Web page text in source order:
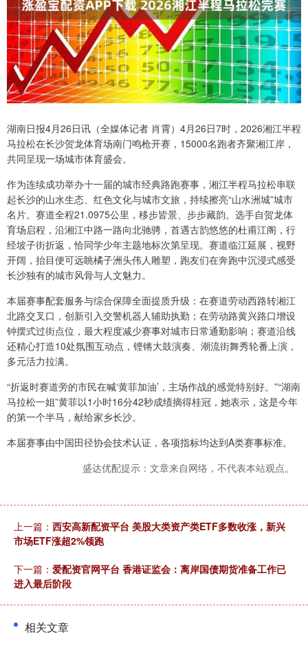
湖南日报4月26日讯（全媒体记者 肖霄）4月26日7时，2026湘江半程
马拉松在长沙贺龙体育场南门鸣枪开赛，15000名跑者齐聚湘江岸，
共同呈现一场城市体育盛会。
作为连续成功举办十一届的城市经典路跑赛事，湘江半程马拉松串联
起长沙的山水生态、红色文化与城市文旅，持续擦亮“山水洲城”城市
名片。赛道全程21.0975公里，移步皆景、步步藏韵。选手自贺龙体
育场启程，沿湘江中路一路向北驰骋，首遇古韵悠悠的杜甫江阁，行
经坡子街折返，恰同学少年主题地标次第呈现。赛道临江延展，视野
开阔，抬目便可远眺橘子洲头伟人雕塑，跑友们在奔跑中沉浸式感受
长沙独有的城市风骨与人文魅力。
本届赛事配套服务与综合保障全面提质升级：在赛道劳动西路转湘江
北路交叉口，创新引入交警机器人辅助执勤；在劳动路黄兴路口增设
钟摆式过街点位，最大程度减少赛事对城市日常通勤影响；赛道沿线
还精心打造10处氛围互动点，铿锵大鼓演奏、潮流街舞秀轮番上演，
多元活力拉满。
“折返时赛道旁的市民在喊‘黄菲加油’，主场作战的感觉特别好。”“湖南
马拉松一姐”黄菲以1小时16分42秒成绩摘得桂冠，她表示，这是今年
的第一个半马，献给家乡长沙。
本届赛事由中国田径协会技术认证，各项指标均达到A类赛事标准。
盛达优配提示：文章来自网络，不代表本站观点。
上一篇： 西安高新配资平台 美股大类资产类ETF多数收涨，新兴
市场ETF涨超2%领跑
下一篇： 爱配资官网平台 香港证监会：离岸国债期货准备工作已
进入最后阶段
相关文章